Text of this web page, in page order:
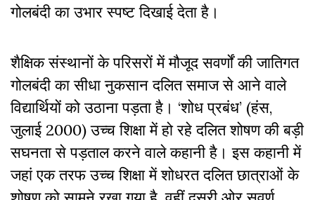
गोलबंदी का उभार स्पष्ट दिखाई देता है।
शैक्षिक संस्थानों के परिसरों में मौजूद सवर्णों की जातिगत
गोलबंदी का सीधा नुकसान दलित समाज से आने वाले
विद्यार्थियों को उठाना पड़ता है। ‘शोध प्रबंध’ (हंस,
जुलाई 2000) उच्च शिक्षा में हो रहे दलित शोषण की बड़ी
सघनता से पड़ताल करने वाले कहानी है। इस कहानी में
जहां एक तरफ उच्च शिक्षा में शोधरत दलित छात्राओं के